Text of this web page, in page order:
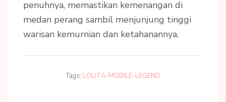
penuhnya, memastikan kemenangan di
medan perang sambil menjunjung tinggi
warisan kemurnian dan ketahanannya.
Tags: LOLITA-MOBILE-LEGEND